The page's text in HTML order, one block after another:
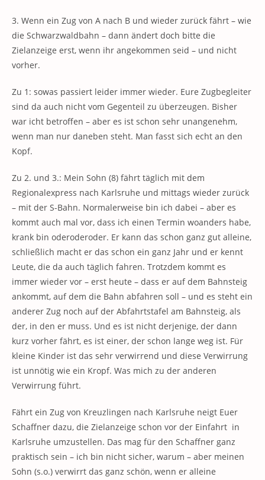
3. Wenn ein Zug von A nach B und wieder zurück fährt – wie
die Schwarzwaldbahn – dann ändert doch bitte die
Zielanzeige erst, wenn ihr angekommen seid – und nicht
vorher.
Zu 1: sowas passiert leider immer wieder. Eure Zugbegleiter
sind da auch nicht vom Gegenteil zu überzeugen. Bisher
war icht betroffen – aber es ist schon sehr unangenehm,
wenn man nur daneben steht. Man fasst sich echt an den
Kopf.
Zu 2. und 3.: Mein Sohn (8) fährt täglich mit dem
Regionalexpress nach Karlsruhe und mittags wieder zurück
– mit der S-Bahn. Normalerweise bin ich dabei – aber es
kommt auch mal vor, dass ich einen Termin woanders habe,
krank bin oderoderoder. Er kann das schon ganz gut alleine,
schließlich macht er das schon ein ganz Jahr und er kennt
Leute, die da auch täglich fahren. Trotzdem kommt es
immer wieder vor – erst heute – dass er auf dem Bahnsteig
ankommt, auf dem die Bahn abfahren soll – und es steht ein
anderer Zug noch auf der Abfahrtstafel am Bahnsteig, als
der, in den er muss. Und es ist nicht derjenige, der dann
kurz vorher fährt, es ist einer, der schon lange weg ist. Für
kleine Kinder ist das sehr verwirrend und diese Verwirrung
ist unnötig wie ein Kropf. Was mich zu der anderen
Verwirrung führt.
Fährt ein Zug von Kreuzlingen nach Karlsruhe neigt Euer
Schaffner dazu, die Zielanzeige schon vor der Einfahrt in
Karlsruhe umzustellen. Das mag für den Schaffner ganz
praktisch sein – ich bin nicht sicher, warum – aber meinen
Sohn (s.o.) verwirrt das ganz schön, wenn er alleine